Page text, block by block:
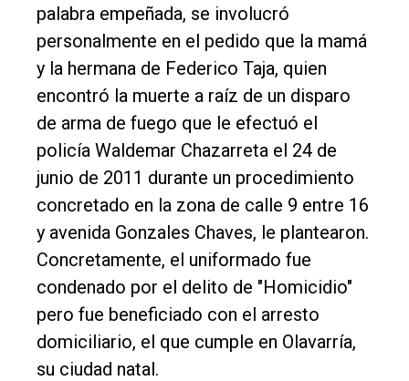
Empresa
Nosotros
Contacto
palabra empeñada, se involucró
personalmente en el pedido que la mamá
y la hermana de Federico Taja, quien
encontró la muerte a raíz de un disparo
de arma de fuego que le efectuó el
policía Waldemar Chazarreta el 24 de
junio de 2011 durante un procedimiento
concretado en la zona de calle 9 entre 16
y avenida Gonzales Chaves, le plantearon.
Concretamente, el uniformado fue
condenado por el delito de "Homicidio"
pero fue beneficiado con el arresto
domiciliario, el que cumple en Olavarría,
su ciudad natal.